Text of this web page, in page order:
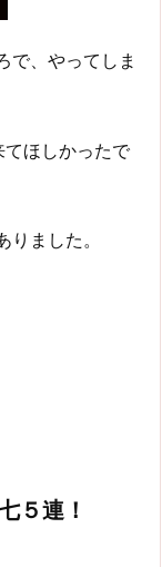
で、やってしま
ほしかったで
ました。
５連！